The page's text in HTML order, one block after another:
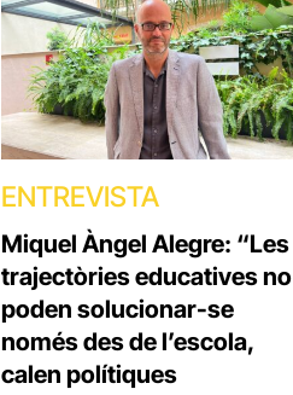
ENTREVISTA
Miquel Àngel Alegre: “Les
trajectòries educatives no
poden solucionar-se
només des de l’escola,
calen polítiques